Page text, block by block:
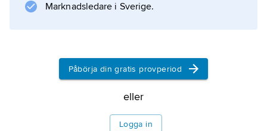
Marknadsledare i Sverige.
Påbörja din gratis provperiod
eller
Logga in